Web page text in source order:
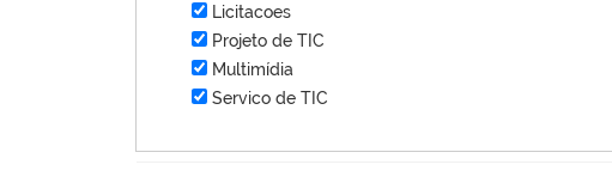
Licitacoes
Projeto de TIC
Multimídia
Servico de TIC